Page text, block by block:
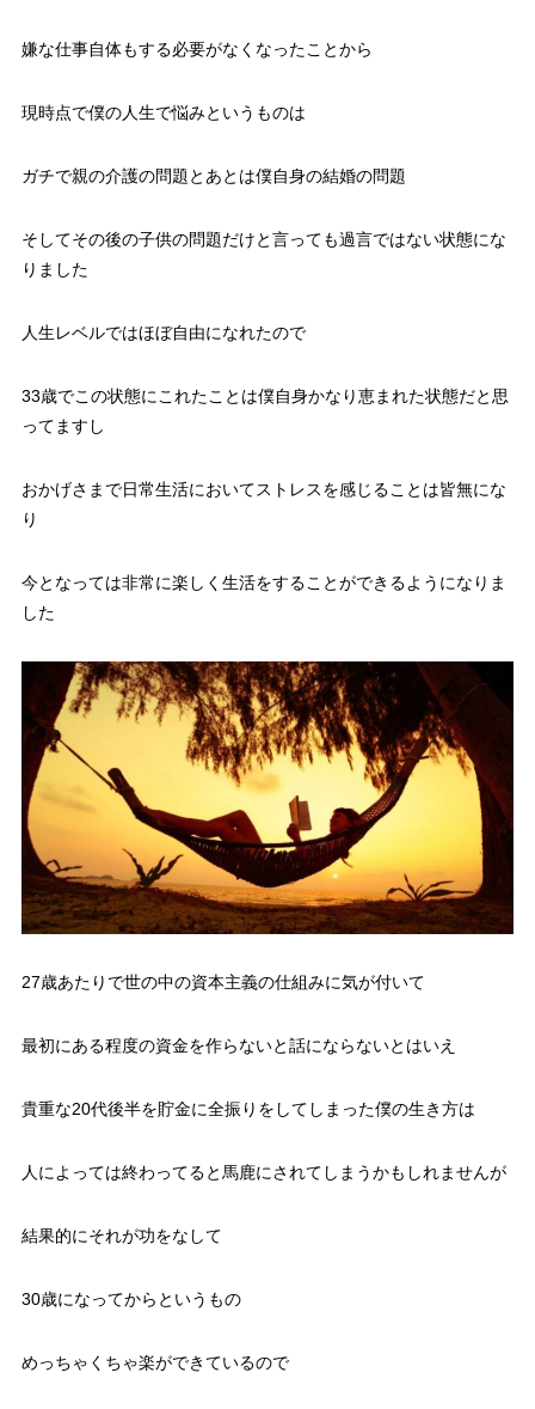
嫌な仕事自体もする必要がなくなったことから
現時点で僕の人生で悩みというものは
ガチで親の介護の問題とあとは僕自身の結婚の問題
そしてその後の子供の問題だけと言っても過言ではない状態にな
りました
人生レベルではほぼ自由になれたので
33歳でこの状態にこれたことは僕自身かなり恵まれた状態だと思
ってますし
おかげさまで日常生活においてストレスを感じることは皆無にな
り
今となっては非常に楽しく生活をすることができるようになりま
した
27歳あたりで世の中の資本主義の仕組みに気が付いて
最初にある程度の資金を作らないと話にならないとはいえ
貴重な20代後半を貯金に全振りをしてしまった僕の生き方は
人によっては終わってると馬鹿にされてしまうかもしれませんが
結果的にそれが功をなして
30歳になってからというもの
めっちゃくちゃ楽ができているので